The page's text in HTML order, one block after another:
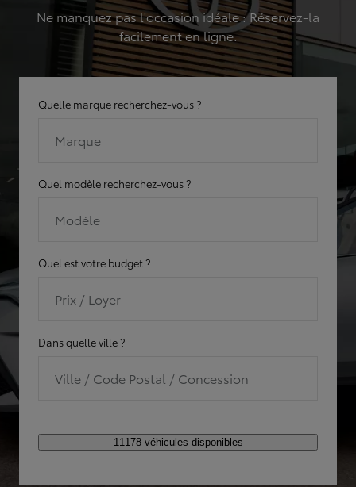
Ne manquez pas l'occasion idéale : Réservez-la
facilement en ligne.
Quelle marque recherchez-vous ?
Marque
Quel modèle recherchez-vous ?
Modèle
Quel est votre budget ?
Prix / Loyer
Dans quelle ville ?
Ville / Code Postal / Concession
11178 véhicules disponibles